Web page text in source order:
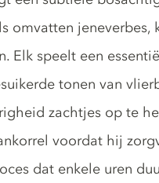
omvatten jeneverbes,
Elk speelt een
tonen van
zachtjes op te
voordat hij
dat enkele uren